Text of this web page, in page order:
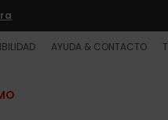
AYUDA & CONTACTO